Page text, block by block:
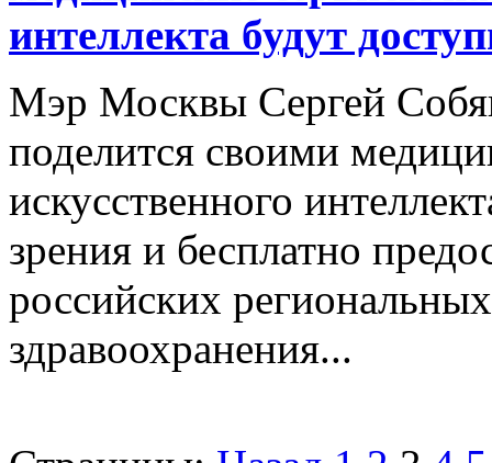
интеллекта будут
Мэр Москвы Сергей
поделится своими
искусственного
зрения и бесплатно
российских
здравоохранения...